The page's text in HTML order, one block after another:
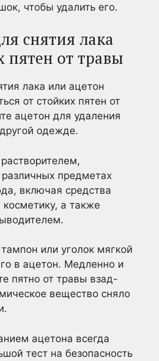
чтобы удалить его.
снятия лака
пятен от травы
лака или ацетон
от стойких пятен от
ацетон для удаления
одежде.
предметах
включая средства
а также
или уголок мягкой
в ацетон. Медленно и
пятно от травы взад-
вещество сняло
ацетона всегда
тест на безопасность